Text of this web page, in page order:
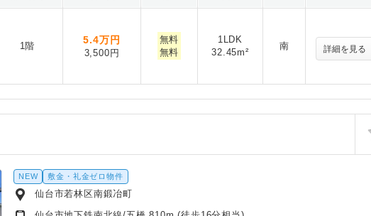
1階
5.4万円
3,500円
無料
無料
1LDK
32.45m²
南 詳細を見る
NEW 敷金・礼金ゼロ物件
仙台市若林区南鍛冶町